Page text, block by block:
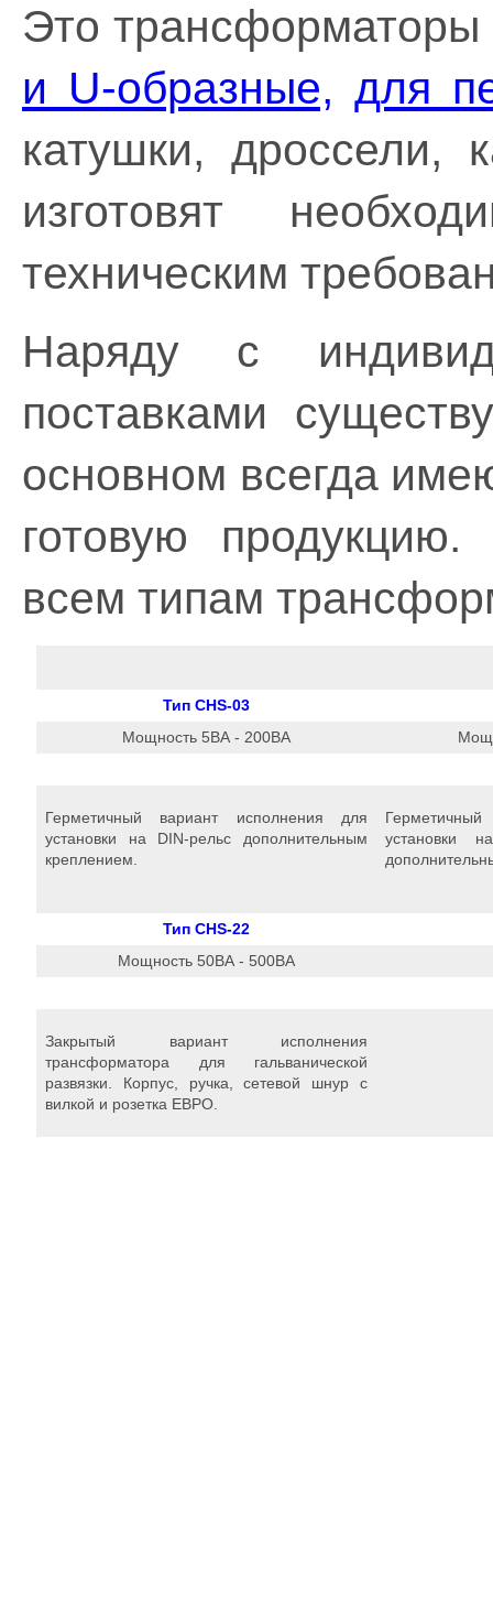
Это трансформаторы
и U-образные, для
катушки, дроссели,
изготовят
техническим
Наряду с
поставками
основном всегда
готовую
всем типам
Тип CHS-03
Мощность 5ВА - 200ВА
Герметичный вариант исполнения для
установки на DIN-рельс дополнительным
креплением.
установки
Тип CHS-22
Мощность 50ВА - 500ВА
Закрытый вариант исполнения
трансформатора для гальванической
развязки. Корпус, ручка, сетевой шнур с
вилкой и розетка ЕВРО.